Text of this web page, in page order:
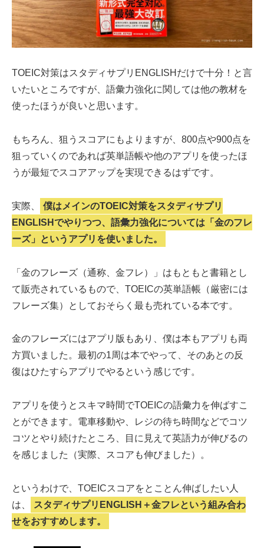
TOEIC対策はスタディサプリENGLISHだけで十分！と言
いたいところですが、語彙力強化に関しては他の教材を
使ったほうが良いと思います。
もちろん、狙うスコアにもよりますが、800点や900点を
狙っていくのであれば英単語帳や他のアプリを使ったほ
うが最短でスコアアップを実現できるはずです。
実際、
僕はメインのTOEIC対策をスタディサプリ
ENGLISHでやりつつ、語彙力強化については「金のフレ
ーズ」というアプリを使いました。
「金のフレーズ（通称、金フレ）」はもともと書籍とし
て販売されているもので、TOEICの英単語帳（厳密には
フレーズ集）としておそらく最も売れている本です。
金のフレーズにはアプリ版もあり、僕は本もアプリも両
方買いました。最初の1周は本でやって、そのあとの反
復はひたすらアプリでやるという感じです。
アプリを使うとスキマ時間でTOEICの語彙力を伸ばすこ
とができます。電車移動や、レジの待ち時間などでコツ
コツとやり続けたところ、目に見えて英語力が伸びるの
を感じました（実際、スコアも伸びました）。
というわけで、TOEICスコアをとことん伸ばしたい人
は、
スタディサプリENGLISH＋金フレという組み合わ
せをおすすめします。